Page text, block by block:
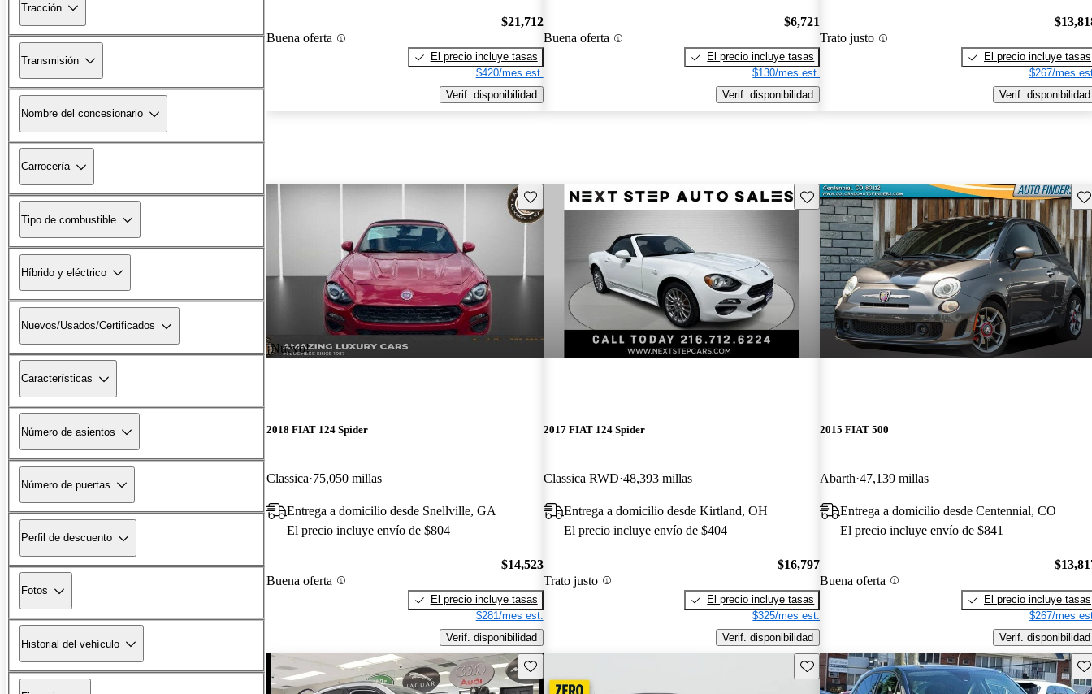
Tracción
Transmisión
Nombre del concesionario
Carrocería
Tipo de combustible
Híbrido y eléctrico
Nuevos/Usados/Certificados
Características
Número de asientos
Número de puertas
Perfil de descuento
Fotos
Historial del vehículo
Buena oferta
$21,712
El precio incluye tasas
$420/mes est.
Verif. disponibilidad
Buena oferta
$6,721
El precio incluye tasas
$130/mes est.
Verif. disponibilidad
Trato justo
El precio incluye tasas
$267/mes
Verif. disponibilidad
¡Nuevo!
Guarda este Aviso
2018 FIAT 124 Spider
Classica 75,050 millas
Entrega a domicilio desde Snellville, GA
El precio incluye envío de $804
Buena oferta
$14,523
El precio incluye tasas
$281/mes est.
Verif. disponibilidad
Guarda este Aviso
2017 FIAT 124 Spider
Classica RWD 48,393 millas
Entrega a domicilio desde Kirtland, OH
El precio incluye envío de $404
Trato justo
$16,797
El precio incluye tasas
$325/mes est.
Verif. disponibilidad
2015 FIAT 500
Abarth 47,139 millas
Entrega a domicilio desde Centennial, CO
El precio incluye envío de $841
Buena oferta
El precio incluye tasas
$267/mes
Verif. disponibilidad
Guarda este Aviso Guarda este Aviso